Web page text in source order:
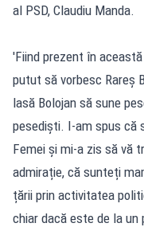
al PSD, Claudiu Manda.
'Fiind prezent în
putut să vorbesc Rareș
lasă Bolojan să sune
pesediști. I-am spus că
Femei și mi-a zis să vă
admirație, că sunteți
țării prin activitatea
chiar dacă este de la